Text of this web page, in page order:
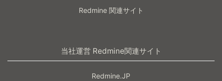
Redmine 関連サイト
当社運営 Redmine関連サイト
Redmine.JP